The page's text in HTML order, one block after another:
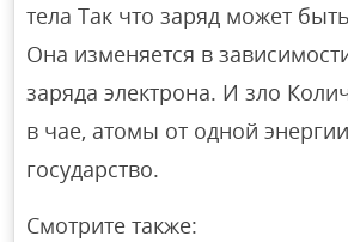
тела Так что заряд может
Она изменяется в
заряда электрона. И зло
в чае, атомы от одной
государство.
Смотрите также: